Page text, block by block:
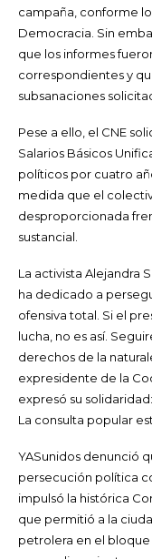
campaña, conforme
Democracia. Sin
que los informes
correspondientes y
subsanaciones
Pese a ello, el CNE
Salarios Básicos
políticos por cuatro
medida que el
desproporcionada
sustancial.
La activista Alejandra
ha dedicado a
ofensiva total. Si el
lucha, no es así.
derechos de la
expresidente de la
expresó su
La consulta popular
YASunidos denunció
persecución política
impulsó la histórica
que permitió a la
petrolera en el bloque